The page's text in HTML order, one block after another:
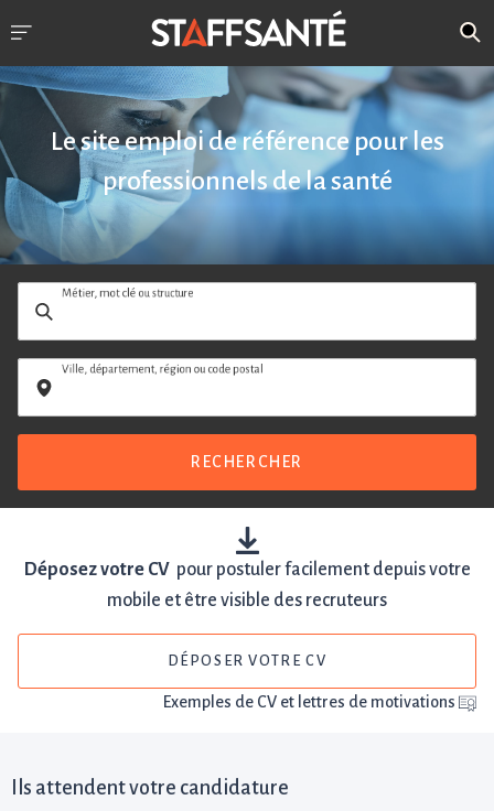
Le site emploi de référence pour les
professionnels de la santé
Métier, mot clé ou structure
Ville, département, région ou code postal
RECHERCHER
Déposez votre CVpour postuler facilement depuis votre
mobile et être visible des recruteurs
DÉPOSER VOTRE CV
Exemples de CV et lettres de motivations
Ils attendent votre candidature